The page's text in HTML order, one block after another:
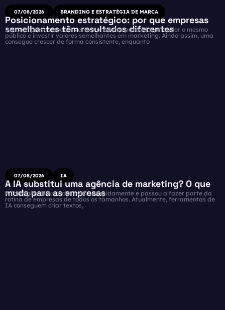
07/08/2026 BRANDING E ESTRATÉGIA DE MARCA
Posicionamento estratégico: por que empresas
semelhantes têm resultados diferentes
Duas empresas podem vender produtos parecidos, atender o mesmo
público e investir valores semelhantes em marketing. Ainda assim, uma
consegue crescer de forma consistente, enquanto
07/08/2026 IA
A IA substitui uma agência de marketing? O que
muda para as empresas
A Inteligência Artificial evoluiu rapidamente e passou a fazer parte da
rotina de empresas de todos os tamanhos. Atualmente, ferramentas de
IA conseguem criar textos,